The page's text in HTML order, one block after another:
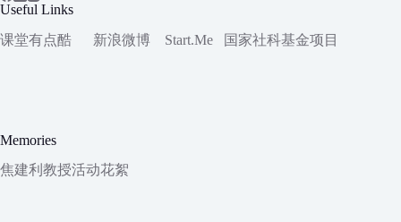
Useful Links
课堂有点酷
新浪微博 Start.Me 国家社科基金项目
Memories
焦建利教授活动花絮